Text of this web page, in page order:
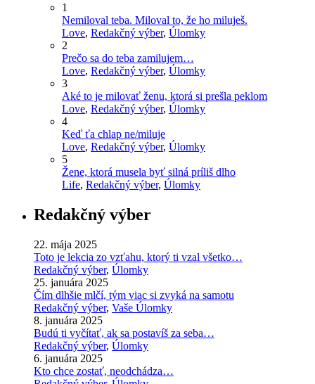
1
Nemiloval teba. Miloval to, že ho miluješ.
Love, Redakčný výber, Úlomky
2
Prečo sa do teba zamilujem…
Love, Redakčný výber, Úlomky
3
Aké to je milovať ženu, ktorá si prešla peklom
Love, Redakčný výber, Úlomky
4
Keď ťa chlap ne/miluje
Love, Redakčný výber, Úlomky
5
Žene, ktorá musela byť silná príliš dlho
Life, Redakčný výber, Úlomky
Redakčný výber
22. mája 2025
Toto je lekcia zo vzťahu, ktorý ti vzal všetko…
Redakčný výber, Úlomky
25. januára 2025
Čím dlhšie mlčí, tým viac si zvyká na samotu
Redakčný výber, Vaše Úlomky
8. januára 2025
Budú ti vyčítať, ak sa postavíš za seba…
Redakčný výber, Úlomky
6. januára 2025
Kto chce zostať, neodchádza…